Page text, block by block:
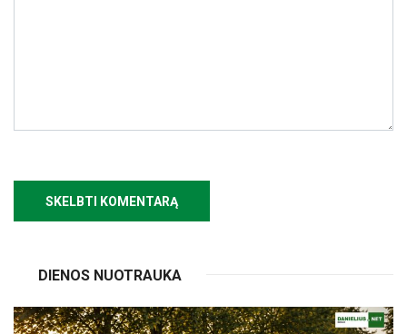
DIENOS NUOTRAUKA